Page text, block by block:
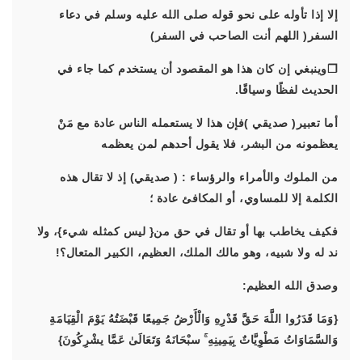
إلا إذا تأوله على نحو قوله صلى الله عليه وسلم في دعاء
السفر( اللهم أنت الصاحب في السفر)
❐وينبغي إن كان هذا هو المقصود أن يستخدم كما جاء في
الحديث لفظًا وسياقًا.
أما تعبير( صديقي )فإن هذا لا يستعمله الناس عادة مع مَنْ
يعظمونه من البشر، فلا يقول أحدهم لمن يعظمه
من الملوك والأمراء والرؤساء : ( صديقي) إذ لا تقال هذه
الكلمة إلا للمساوي، أو المكافئ عادة ؛
فكيف يخاطب بها أو تقال في حق من{ ليس كمثله شيء}، ولا
ند له ولا شبيه، وهو مالك الملك، العظيم، الكبير المتعال؟!
وصدق الله العظيم:
{وَمَا قَدَرُوا اللَّهَ حَقَّ قَدْرِهِ وَالْأَرْضُ جَمِيعًا قَبْضَتُهُ يَوْمَ الْقِيَامَةِ
وَالسَّمَاوَاتُ مَطْوِيَّاتٌ بِيَمِينِهِ ۚ سبْحَانَهُ وَتَعَالَىٰ عَمَّا يشْرِكُونَ}